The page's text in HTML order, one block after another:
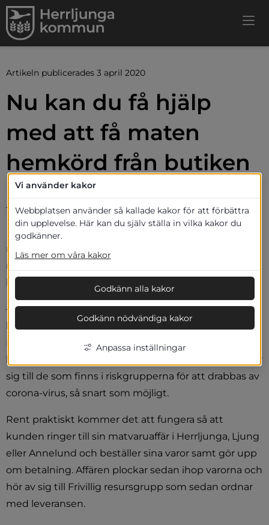
Artikeln publicerades 3 april 2020
Nu kan du få hjälp
med att få maten
hemkörd från butiken
Nu ska de som behöver assistans med att
få mat hemkörd få sådan hjälp.
Det kommer att ske med hjälp av Frivillig
resursgrupp, FRG, som är en grupp som består
räddningstjänsten och kommunen vid större
händelser, samt lokala idrottsföreningar.
– Vi har haft kontakt med ett antal föreningar och
kommer att ha ett möte med dem, säger Per-Inge
Bengtsson, ansvarig för Frivillig resursgrupp. Vi
hoppas komma i gång med denna service, som riktar
sig till de som finns i riskgrupperna för att drabbas av
corona-virus, så snart som möjligt.
Rent praktiskt kommer det att fungera så att
kunden ringer till sin matvaruaffär i Herrljunga, Ljung
eller Annelund och beställer sina varor samt gör upp
om betalning. Affären plockar sedan ihop varorna och
hör av sig till Frivillig resursgrupp som sedan ordnar
med leveransen.
Vi använder kakor
Webbplatsen använder så kallade kakor för att förbättra
din upplevelse. Här kan du själv ställa in vilka kakor du
godkänner.
Läs mer om våra kakor
Godkänn alla kakor
Godkänn nödvändiga kakor
Anpassa inställningar